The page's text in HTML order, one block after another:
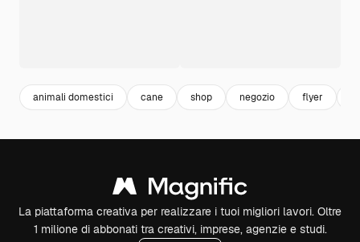
animali domestici cane shop negozio flyer
La piattaforma creativa per realizzare i tuoi migliori lavori. Oltre
1 milione di abbonati tra creativi, imprese, agenzie e studi.